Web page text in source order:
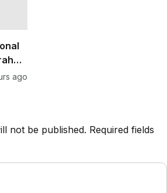
ago
not be published. Required fields